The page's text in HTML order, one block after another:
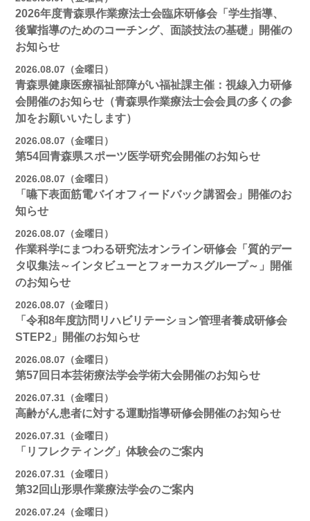
2026年度青森県作業療法士会臨床研修会「学生指導、
後輩指導のためのコーチング、面談技法の基礎」開催の
お知らせ
2026.08.07（金曜日）
青森県健康医療福祉部障がい福祉課主催：視線入力研修
会開催のお知らせ（青森県作業療法士会会員の多くの参
加をお願いいたします）
2026.08.07（金曜日）
第54回青森県スポーツ医学研究会開催のお知らせ
2026.08.07（金曜日）
「嚥下表面筋電バイオフィードバック講習会」開催のお
知らせ
2026.08.07（金曜日）
作業科学にまつわる研究法オンライン研修会「質的デー
タ収集法～インタビューとフォーカスグループ～」開催
のお知らせ
2026.08.07（金曜日）
「令和8年度訪問リハビリテーション管理者養成研修会
STEP2」開催のお知らせ
2026.08.07（金曜日）
第57回日本芸術療法学会学術大会開催のお知らせ
2026.07.31（金曜日）
高齢がん患者に対する運動指導研修会開催のお知らせ
2026.07.31（金曜日）
「リフレクティング」体験会のご案内
2026.07.31（金曜日）
第32回山形県作業療法学会のご案内
2026.07.24（金曜日）